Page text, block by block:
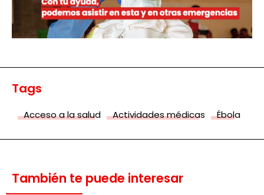
Tags
Acceso a la salud Actividades médicas Ébola
También te puede interesar